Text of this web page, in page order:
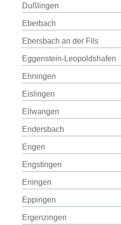
Dußlingen
Eberbach
Ebersbach an der Fils
Eggenstein-Leopoldshafen
Ehningen
Eislingen
Ellwangen
Endersbach
Engen
Engstingen
Eningen
Eppingen
Ergenzingen